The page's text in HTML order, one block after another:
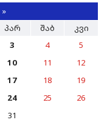
»
ᲞᲐᲠ ᲨᲐᲑ
ᲙᲕᲘ
3 4
5
10 11
12
17 18
19
24 25
26
31